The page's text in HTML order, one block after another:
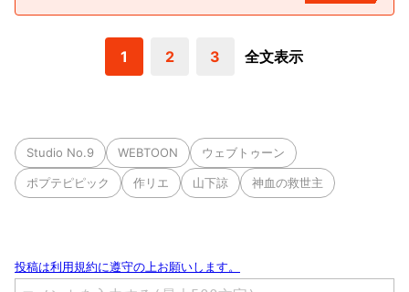
1 2 3 全文表示
Studio No.9 WEBTOON ウェブトゥーン
ポプテピピック 作リエ 山下諒 神血の救世主